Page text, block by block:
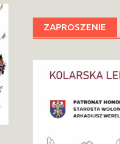
ZAPROSZENIE